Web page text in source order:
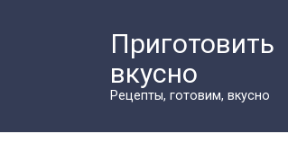
Приготовить
вкусно
Рецепты, готовим, вкусно